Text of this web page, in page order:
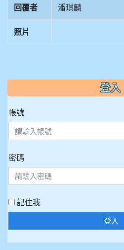
回覆者 潘琪麟
照片
::: 登入
帳號
密碼
記住我
登入